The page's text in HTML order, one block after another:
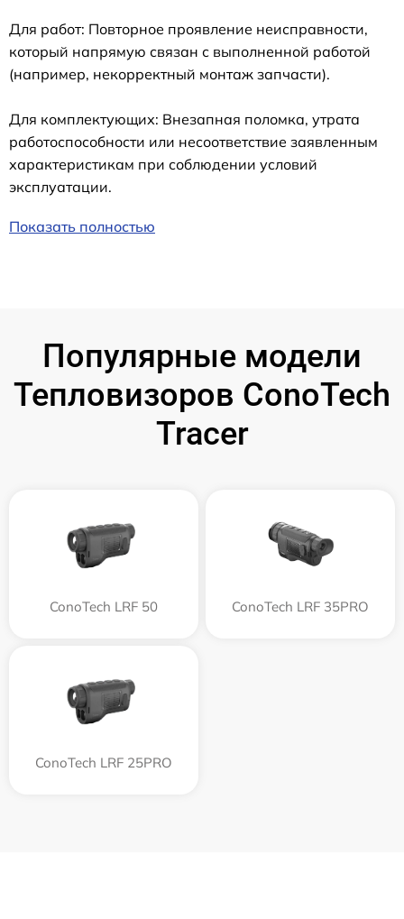
Для работ: Повторное проявление неисправности,
который напрямую связан с выполненной работой
(например, некорректный монтаж запчасти).
Для комплектующих: Внезапная поломка, утрата
работоспособности или несоответствие заявленным
характеристикам при соблюдении условий
эксплуатации.
Показать полностью
Популярные модели
Тепловизоров ConoTech
Tracer
ConoTech LRF 50 ConoTech LRF 35PRO
ConoTech LRF 25PRO